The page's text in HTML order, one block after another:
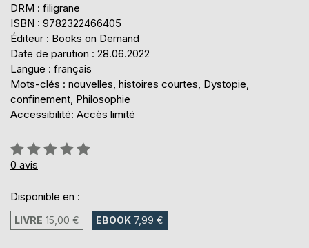
DRM : filigrane
ISBN : 9782322466405
Éditeur : Books on Demand
Date de parution : 28.06.2022
Langue : français
Mots-clés : nouvelles, histoires courtes, Dystopie,
confinement, Philosophie
Accessibilité: Accès limité
Évaluation:
0%
0 avis
Disponible en :
LIVRE 15,00 € EBOOK 7,99 €